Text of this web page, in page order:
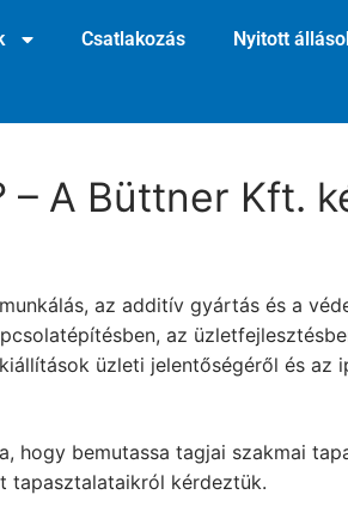
Csatlakozás Nyitott
– A Büttner Kft.
az additív gyártás és a
az
üzleti jelentőségéről és az
hogy bemutassa tagjai szakmai
tapasztalataikról kérdeztük.